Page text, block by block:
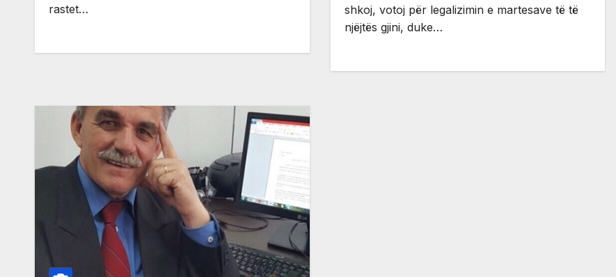
rastet…
shkoj, votoj për legalizimin e martesave të të
njëjtës gjini, duke…